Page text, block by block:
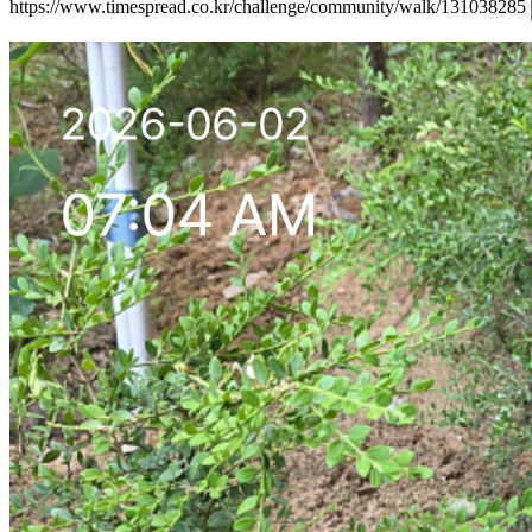
https://www.timespread.co.kr/challenge/community/walk/131038285